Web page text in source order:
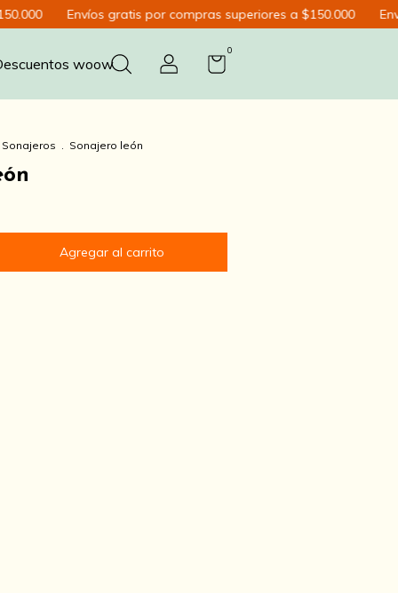
Envíos gratis por compras superiores a $150.000 Envíos
woow
0
Sonajeros . Sonajero león